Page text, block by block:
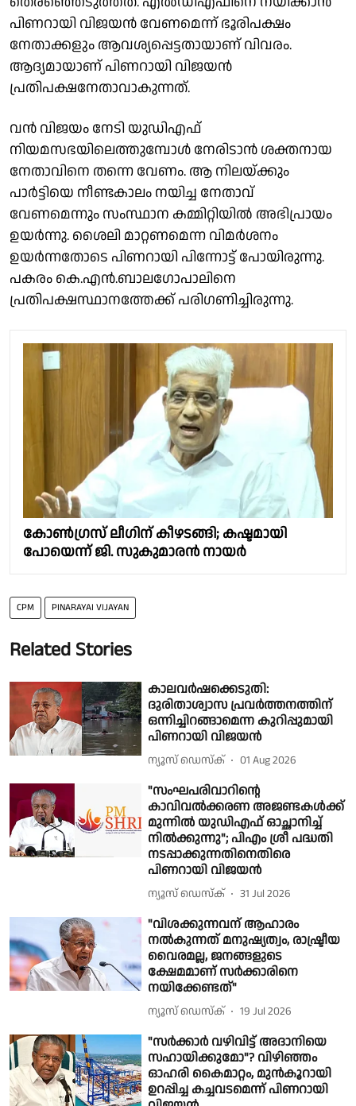
പിണറായി വിജയൻ വേണമെന്ന് ഭൂരിപക്ഷം
നേതാക്കളും ആവശ്യപ്പെട്ടതായാണ് വിവരം.
ആദ്യമായാണ് പിണറായി വിജയൻ
പ്രതിപക്ഷനേതാവാകുന്നത്.
വൻ വിജയം നേടി യുഡിഎഫ്
നിയമസഭയിലെത്തുമ്പോൾ നേരിടാൻ ശക്തനായ
നേതാവിനെ തന്നെ വേണം. ആ നിലയ്ക്കും
പാർട്ടിയെ നീണ്ടകാലം നയിച്ച നേതാവ്
വേണമെന്നും സംസ്ഥാന കമ്മിറ്റിയിൽ അഭിപ്രായം
ഉയർന്നു. ശൈലി മാറ്റണമെന്ന വിമർശനം
ഉയർന്നതോടെ പിണറായി പിന്നോട്ട് പോയിരുന്നു.
പകരം കെ.എൻ.ബാലഗോപാലിനെ
പ്രതിപക്ഷസ്ഥാനത്തേക്ക് പരിഗണിച്ചിരുന്നു.
കോൺഗ്രസ് ലീഗിന് കീഴടങ്ങി; കഷ്ടമായി
പോയെന്ന് ജി. സുകുമാരൻ നായർ
CPM PINARAYAI VIJAYAN
Related Stories
കാലവർഷക്കെടുതി:
ദുരിതാശ്വാസ പ്രവർത്തനത്തിന്
ഒന്നിച്ചിറങ്ങാമെന്ന കുറിപ്പുമായി
പിണറായി വിജയൻ
ന്യൂസ് ഡെസ്ക് 01 Aug 2026
"സംഘപരിവാറിൻ്റെ
കാവിവൽക്കരണ അജണ്ടകൾക്ക്
മുന്നിൽ യുഡിഎഫ് ഓച്ഛാനിച്ച്
നിൽക്കുന്നു"; പിഎം ശ്രീ പദ്ധതി
നടപ്പാക്കുന്നതിനെതിരെ
പിണറായി വിജയൻ
ന്യൂസ് ഡെസ്ക് 31 Jul 2026
"വിശക്കുന്നവന് ആഹാരം
നൽകുന്നത് മനുഷ്യത്വം, രാഷ്ട്രീയ
വൈരമല്ല, ജനങ്ങളുടെ
ക്ഷേമമാണ് സർക്കാരിനെ
നയിക്കേണ്ടത്"
ന്യൂസ് ഡെസ്ക് 19 Jul 2026
"സർക്കാർ വഴിവിട്ട് അദാനിയെ
സഹായിക്കുമോ"? വിഴിഞ്ഞം
ഓഹരി കൈമാറ്റം, മുൻകൂറായി
ഉറപ്പിച്ച കച്ചവടമെന്ന് പിണറായി